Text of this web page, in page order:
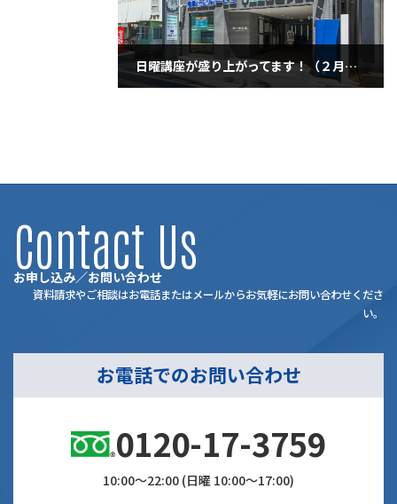
日曜講座が盛り上がってます！（２月２８日日曜日）
お申し込み／お問い合わせ
Contact Us
資料請求やご相談はお電話またはメールからお気軽にお問い合わせくださ
い。
お電話でのお問い合わせ
0120-17-3759
10:00～22:00 (日曜 10:00～17:00)